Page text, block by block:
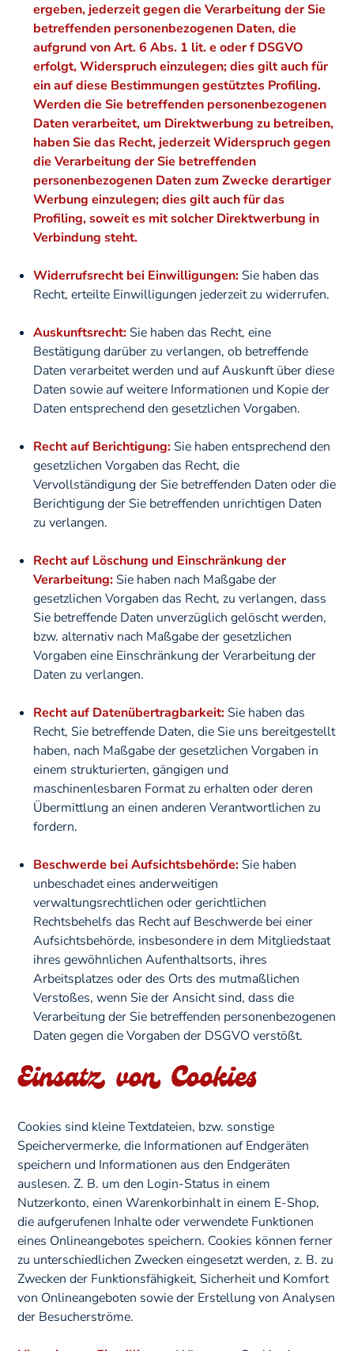
ergeben, jederzeit gegen die Verarbeitung der Sie
betreffenden personenbezogenen Daten, die
aufgrund von Art. 6 Abs. 1 lit. e oder f DSGVO
erfolgt, Widerspruch einzulegen; dies gilt auch für
ein auf diese Bestimmungen gestütztes Profiling.
Werden die Sie betreffenden personenbezogenen
Daten verarbeitet, um Direktwerbung zu betreiben,
haben Sie das Recht, jederzeit Widerspruch gegen
die Verarbeitung der Sie betreffenden
personenbezogenen Daten zum Zwecke derartiger
Werbung einzulegen; dies gilt auch für das
Profiling, soweit es mit solcher Direktwerbung in
Verbindung steht.
Widerrufsrecht bei Einwilligungen:Sie haben das
Recht, erteilte Einwilligungen jederzeit zu widerrufen.
Auskunftsrecht:Sie haben das Recht, eine
Bestätigung darüber zu verlangen, ob betreffende
Daten verarbeitet werden und auf Auskunft über diese
Daten sowie auf weitere Informationen und Kopie der
Daten entsprechend den gesetzlichen Vorgaben.
Recht auf Berichtigung:Sie haben entsprechend den
gesetzlichen Vorgaben das Recht, die
Vervollständigung der Sie betreffenden Daten oder die
Berichtigung der Sie betreffenden unrichtigen Daten
zu verlangen.
Recht auf Löschung und Einschränkung der
Verarbeitung:Sie haben nach Maßgabe der
gesetzlichen Vorgaben das Recht, zu verlangen, dass
Sie betreffende Daten unverzüglich gelöscht werden,
bzw. alternativ nach Maßgabe der gesetzlichen
Vorgaben eine Einschränkung der Verarbeitung der
Daten zu verlangen.
Recht auf Datenübertragbarkeit:Sie haben das
Recht, Sie betreffende Daten, die Sie uns bereitgestellt
haben, nach Maßgabe der gesetzlichen Vorgaben in
einem strukturierten, gängigen und
maschinenlesbaren Format zu erhalten oder deren
Übermittlung an einen anderen Verantwortlichen zu
fordern.
Beschwerde bei Aufsichtsbehörde:Sie haben
unbeschadet eines anderweitigen
verwaltungsrechtlichen oder gerichtlichen
Rechtsbehelfs das Recht auf Beschwerde bei einer
Aufsichtsbehörde, insbesondere in dem Mitgliedstaat
ihres gewöhnlichen Aufenthaltsorts, ihres
Arbeitsplatzes oder des Orts des mutmaßlichen
Verstoßes, wenn Sie der Ansicht sind, dass die
Verarbeitung der Sie betreffenden personenbezogenen
Daten gegen die Vorgaben der DSGVO verstößt.
Einsatz von Cookies
Cookies sind kleine Textdateien, bzw. sonstige
Speichervermerke, die Informationen auf Endgeräten
speichern und Informationen aus den Endgeräten
auslesen. Z. B. um den Login-Status in einem
Nutzerkonto, einen Warenkorbinhalt in einem E-Shop,
die aufgerufenen Inhalte oder verwendete Funktionen
eines Onlineangebotes speichern. Cookies können ferner
zu unterschiedlichen Zwecken eingesetzt werden, z. B. zu
Zwecken der Funktionsfähigkeit, Sicherheit und Komfort
von Onlineangeboten sowie der Erstellung von Analysen
der Besucherströme.